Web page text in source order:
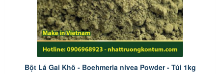
Bột Lá Gai Khô - Boehmeria nivea Powder - Túi 1kg